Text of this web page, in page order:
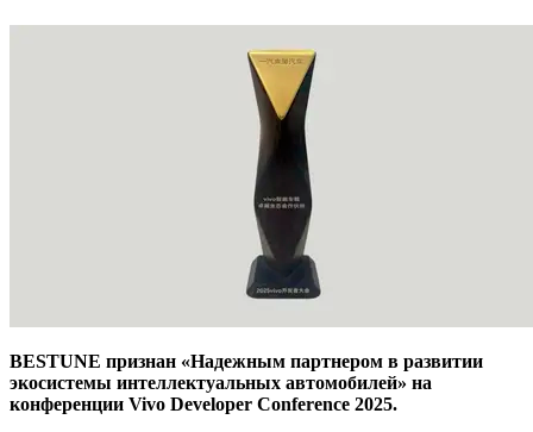
BESTUNE признан «Надежным партнером в развитии
экосистемы интеллектуальных автомобилей» на
конференции Vivo Developer Conference 2025.